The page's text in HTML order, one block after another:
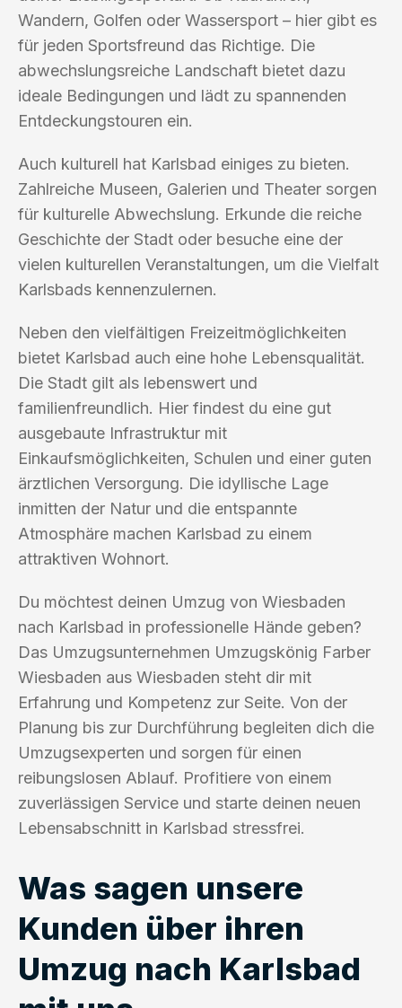
Wandern, Golfen oder Wassersport – hier gibt es
für jeden Sportsfreund das Richtige. Die
abwechslungsreiche Landschaft bietet dazu
ideale Bedingungen und lädt zu spannenden
Entdeckungstouren ein.
Auch kulturell hat Karlsbad einiges zu bieten.
Zahlreiche Museen, Galerien und Theater sorgen
für kulturelle Abwechslung. Erkunde die reiche
Geschichte der Stadt oder besuche eine der
vielen kulturellen Veranstaltungen, um die Vielfalt
Karlsbads kennenzulernen.
Neben den vielfältigen Freizeitmöglichkeiten
bietet Karlsbad auch eine hohe Lebensqualität.
Die Stadt gilt als lebenswert und
familienfreundlich. Hier findest du eine gut
ausgebaute Infrastruktur mit
Einkaufsmöglichkeiten, Schulen und einer guten
ärztlichen Versorgung. Die idyllische Lage
inmitten der Natur und die entspannte
Atmosphäre machen Karlsbad zu einem
attraktiven Wohnort.
Du möchtest deinen Umzug von Wiesbaden
nach Karlsbad in professionelle Hände geben?
Das Umzugsunternehmen Umzugskönig Farber
Wiesbaden aus Wiesbaden steht dir mit
Erfahrung und Kompetenz zur Seite. Von der
Planung bis zur Durchführung begleiten dich die
Umzugsexperten und sorgen für einen
reibungslosen Ablauf. Profitiere von einem
zuverlässigen Service und starte deinen neuen
Lebensabschnitt in Karlsbad stressfrei.
Was sagen unsere
Kunden über ihren
Umzug nach Karlsbad